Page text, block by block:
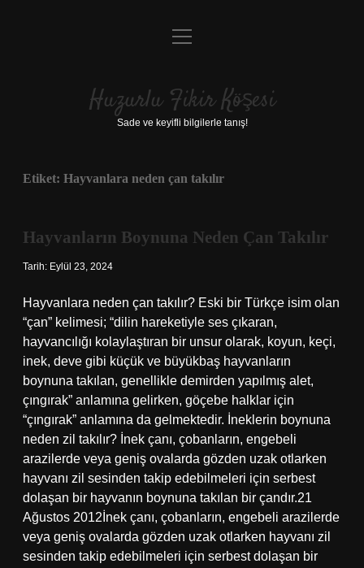
Anasayfa
Yasal Uyarı
menüyü
Huzurlu Fikir Köşesi
Sade ve keyifli bilgilerle tanış!
Etiket: Hayvanlara neden çan takılır
Hayvanların Boynuna Neden Çan Takılır
Tarih: Eylül 23, 2024
Hayvanlara neden çan takılır? Eski bir Türkçe isim olan
“çan” kelimesi; “dilin hareketiyle ses çıkaran,
hayvancılığı kolaylaştıran bir unsur olarak, koyun, keçi,
inek, deve gibi küçük ve büyükbaş hayvanların
boynuna takılan, genellikle demirden yapılmış alet,
çıngırak” anlamına gelirken, göçebe halklar için
“çıngırak” anlamına da gelmektedir. İneklerin boynuna
neden zil takılır? İnek çanı, çobanların, engebeli
arazilerde veya geniş ovalarda gözden uzak otlarken
hayvanı zil sesinden takip edebilmeleri için serbest
dolaşan bir hayvanın boynuna takılan bir çandır.21
Ağustos 2012İnek çanı, çobanların, engebeli arazilerde
veya geniş ovalarda gözden uzak otlarken hayvanı zil
sesinden takip edebilmeleri için serbest dolaşan bir